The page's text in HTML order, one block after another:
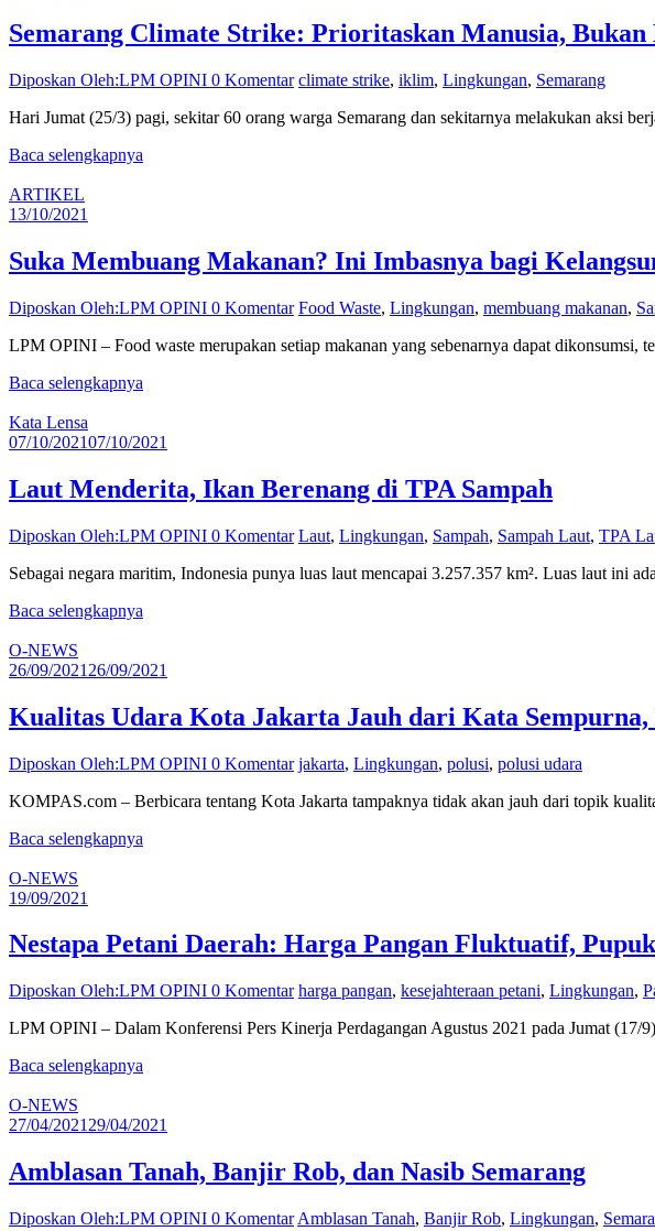
Semarang Climate Strike: Prioritaskan Manusia, Bukan
Diposkan Oleh:LPM OPINI 0 Komentar climate strike, iklim, Lingkungan, Semarang
Hari Jumat (25/3) pagi, sekitar 60 orang warga Semarang dan sekitarnya melakukan aksi
Baca selengkapnya
ARTIKEL
13/10/2021
Suka Membuang Makanan? Ini Imbasnya bagi
Diposkan Oleh:LPM OPINI 0 Komentar Food Waste, Lingkungan, membuang makanan,
LPM OPINI – Food waste merupakan setiap makanan yang sebenarnya dapat dikonsumsi,
Baca selengkapnya
Kata Lensa
07/10/202107/10/2021
Laut Menderita, Ikan Berenang di TPA Sampah
Diposkan Oleh:LPM OPINI 0 Komentar Laut, Lingkungan, Sampah, Sampah Laut, TPA
Sebagai negara maritim, Indonesia punya luas laut mencapai 3.257.357 km². Luas laut ini
Baca selengkapnya
O-NEWS
26/09/2021 26/09/2021
Kualitas Udara Kota Jakarta Jauh dari Kata Sempurna,
Diposkan Oleh:LPM OPINI 0 Komentar jakarta, Lingkungan, polusi, polusi udara
KOMPAS.com – Berbicara tentang Kota Jakarta tampaknya tidak akan jauh dari topik
Baca selengkapnya
O-NEWS
19/09/2021
Nestapa Petani Daerah: Harga Pangan Fluktuatif,
Diposkan Oleh:LPM OPINI 0 Komentar harga pangan, kesejahteraan petani, Lingkungan,
LPM OPINI – Dalam Konferensi Pers Kinerja Perdagangan Agustus 2021 pada Jumat
Baca selengkapnya
O-NEWS
27/04/2021 29/04/2021
Amblasan Tanah, Banjir Rob, dan Nasib Semarang
Diposkan Oleh:LPM OPINI 0 Komentar Amblasan Tanah, Banjir Rob, Lingkungan,